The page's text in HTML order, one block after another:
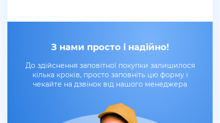
З нами просто і надійно!
До здійснення заповітної покупки залишилося
кілька кроків, просто заповніть цю форму і
чекайте на дзвінок від нашого менеджера